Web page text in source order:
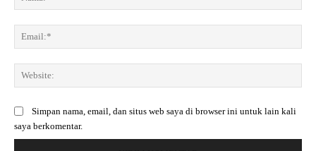
m
e
t
a
a
m
:
*
m
a
le
Simpan nama, email, dan situs web saya di browser ini untuk lain kali
saya berkomentar.